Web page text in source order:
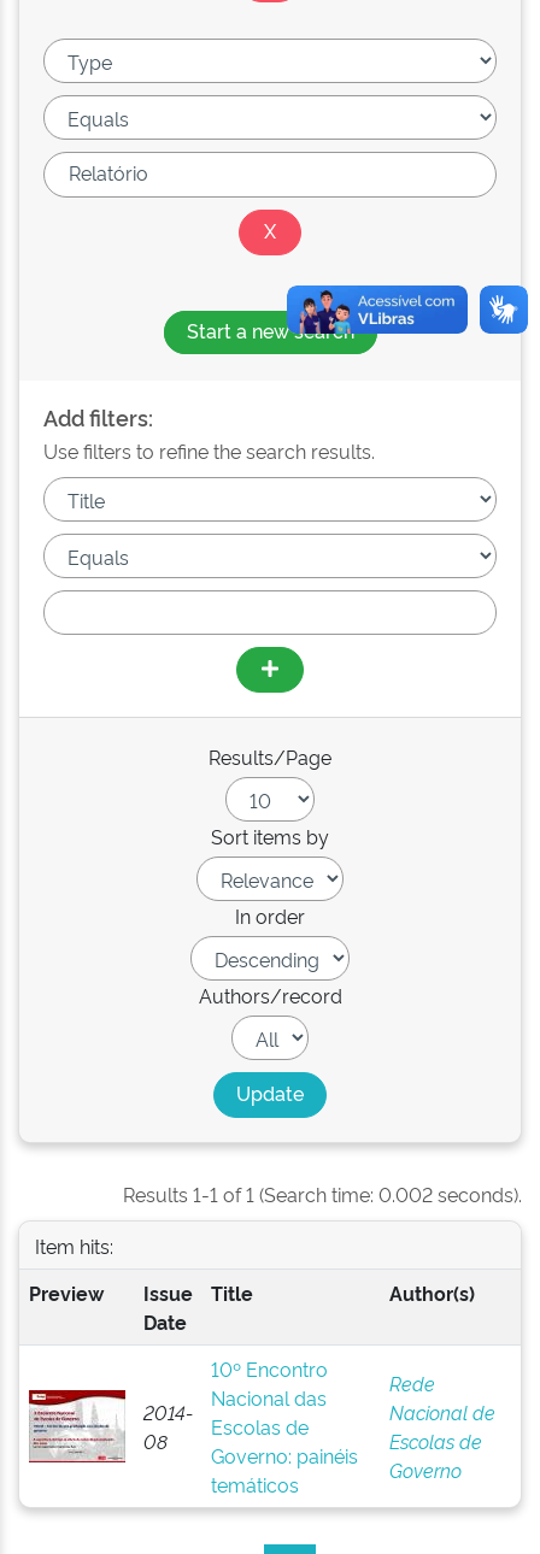
Start a new search
Add filters:
Use filters to refine the search results.
Results/Page
Sort items by
In order
Authors/record
Results 1-1 of 1 (Search time: 0.002 seconds).
Item hits:
Preview
Issue
Date
Title Author(s)
2014-
08
10º Encontro
Nacional das
Escolas de
Governo: painéis
temáticos
Rede
Nacional de
Escolas de
Governo